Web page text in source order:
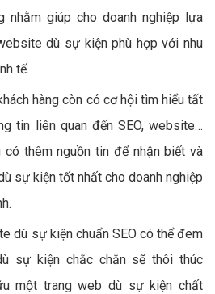
nhằm giúp cho doanh nghiệp lựa
dù sự kiện phù hợp với nhu
tế.
hàng còn có cơ hội tìm hiểu tất
tin liên quan đến SEO, website…
có thêm nguồn tin để nhận biết và
sự kiện tốt nhất cho doanh nghiệp
dù sự kiện chuẩn SEO có thể đem
sự kiện chắc chắn sẽ thôi thúc
một trang web dù sự kiện chất